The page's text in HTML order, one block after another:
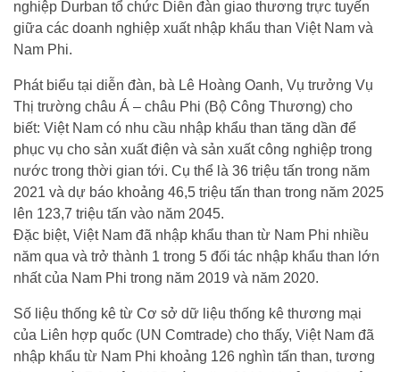
nghiệp Durban tổ chức Diễn đàn giao thương trực tuyến
giữa các doanh nghiệp xuất nhập khẩu than Việt Nam và
Nam Phi.
Phát biểu tại diễn đàn, bà Lê Hoàng Oanh, Vụ trưởng Vụ
Thị trường châu Á – châu Phi (Bộ Công Thương) cho
biết: Việt Nam có nhu cầu nhập khẩu than tăng dần để
phục vụ cho sản xuất điện và sản xuất công nghiệp trong
nước trong thời gian tới. Cụ thể là 36 triệu tấn trong năm
2021 và dự báo khoảng 46,5 triệu tấn than trong năm 2025
lên 123,7 triệu tấn vào năm 2045.
Đặc biệt, Việt Nam đã nhập khẩu than từ Nam Phi nhiều
năm qua và trở thành 1 trong 5 đối tác nhập khẩu than lớn
nhất của Nam Phi trong năm 2019 và năm 2020.
Số liệu thống kê từ Cơ sở dữ liệu thống kê thương mại
của Liên hợp quốc (UN Comtrade) cho thấy, Việt Nam đã
nhập khẩu từ Nam Phi khoảng 126 nghìn tấn than, tương